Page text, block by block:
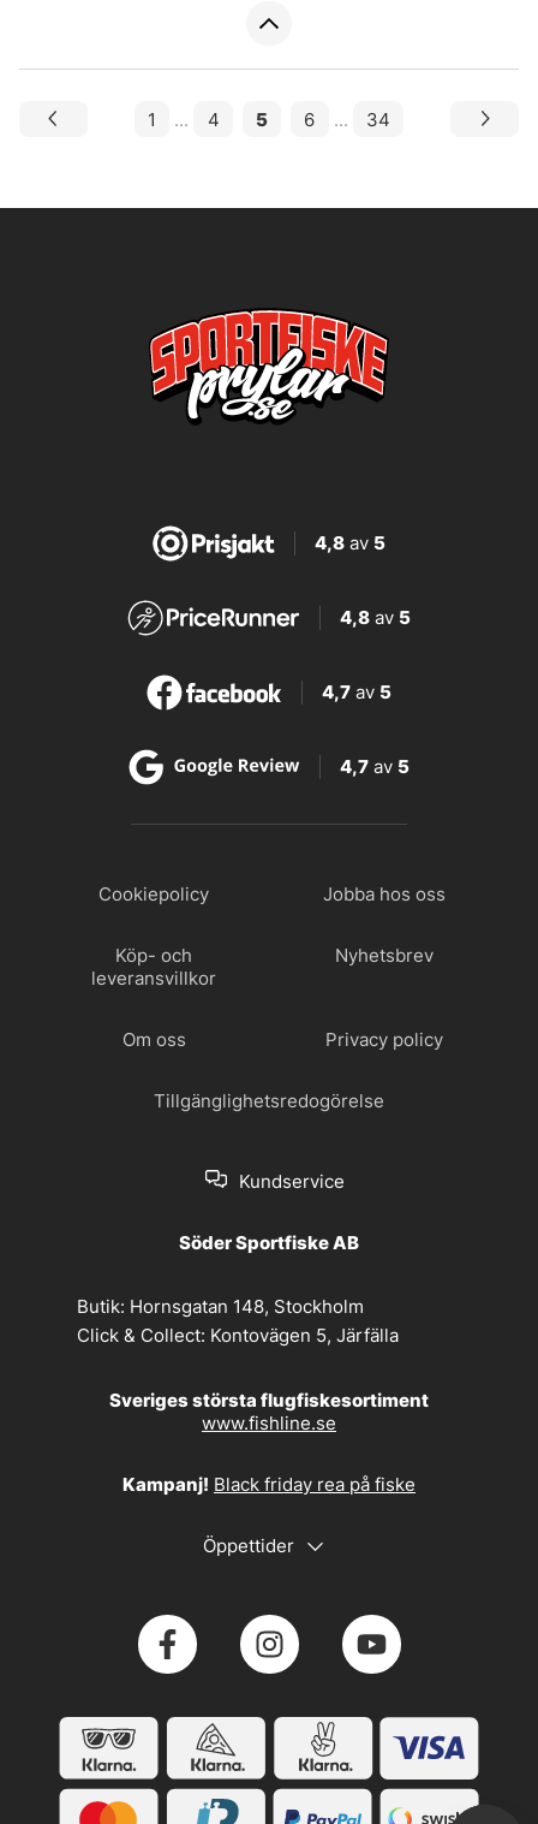
1 ... 4 5 6 ... 34
4,8av 5
4,8 av 5
4,7 av 5
4,7 av 5
Cookiepolicy Jobba hos oss
Köp- och
leveransvillkor
Nyhetsbrev
Om oss Privacy policy
Tillgänglighetsredogörelse
Kundservice
Söder Sportfiske AB
Butik: Hornsgatan 148, Stockholm
Click & Collect: Kontovägen 5, Järfälla
Sveriges största flugfiskesortiment
www.fishline.se
Kampanj! Black friday rea på fiske
Öppettider